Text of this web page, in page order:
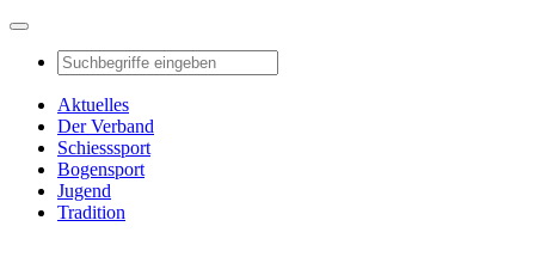
Aktuelles
Der Verband
Schiesssport
Bogensport
Jugend
Tradition